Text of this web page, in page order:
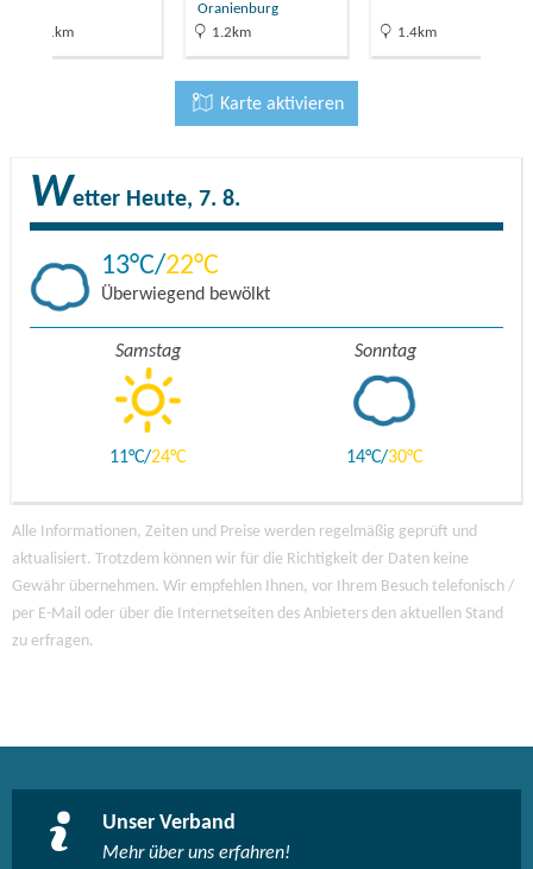
16.1km
Oranienburg
1.2km
1.4km
Karte aktivieren
Wetter Heute, 7. 8.
13 22
Überwiegend bewölkt
Samstag
11 24
Sonntag
14 30
Alle Informationen, Zeiten und Preise werden regelmäßig geprüft und
aktualisiert. Trotzdem können wir für die Richtigkeit der Daten keine
Gewähr übernehmen. Wir empfehlen Ihnen, vor Ihrem Besuch telefonisch /
per E-Mail oder über die Internetseiten des Anbieters den aktuellen Stand
zu erfragen.
Unser Verband
Mehr über uns erfahren!